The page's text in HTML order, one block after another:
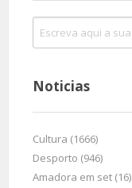
Noticias
Cultura (1666)
Desporto (946)
Amadora em set (16)